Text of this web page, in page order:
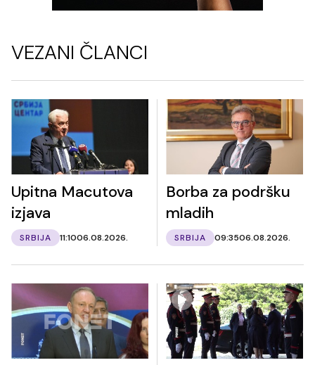
VEZANI ČLANCI
Upitna Macutova
izjava
SRBIJA 11:1006.08.2026.
Borba za podršku
mladih
SRBIJA 09:3506.08.2026.